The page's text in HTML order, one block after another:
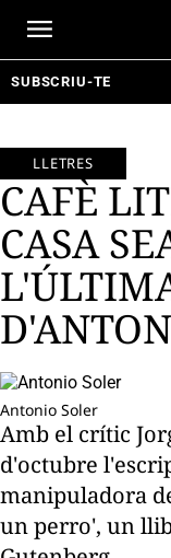
SUBSCRIU-TE
LLETRES
CAFÈ
CASA
Antonio Soler
Amb el crític
d'octubre
manipuladora
un perro', un